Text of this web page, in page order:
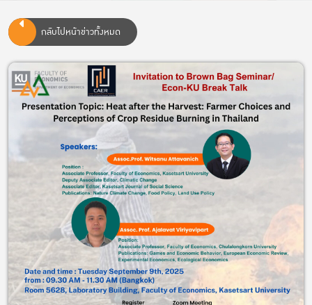
กลับไปหน้าข่าวทั้งหมด